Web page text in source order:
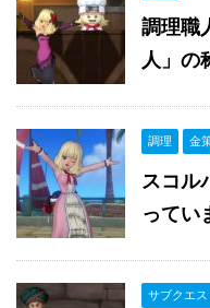
調理職
人」の
調理 金
スコル
ってい
サブクエス